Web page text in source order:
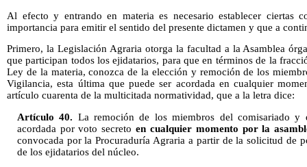
Al efecto y entrando en materia es necesario establecer ciertas
importancia para emitir el sentido del presente dictamen y que a
Primero, la Legislación Agraria otorga la facultad a la Asamblea
que participan todos los ejidatarios, para que en términos de la
Ley de la materia, conozca de la elección y remoción de los
Vigilancia, esta última que puede ser acordada en cualquier
artículo cuarenta de la multicitada normatividad, que a la letra dice:
Artículo 40. La remoción de los miembros del comisariado y
acordada por voto secretoen cualquier momento por la
convocada por la Procuraduría Agraria a partir de la solicitud de
de los ejidatarios del núcleo.